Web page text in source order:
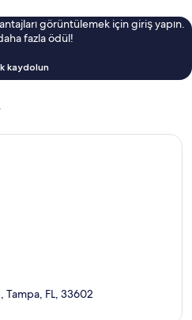
görüntülemek için giriş yapın.
fazla ödül!
kaydolun
Tampa, FL, 33602